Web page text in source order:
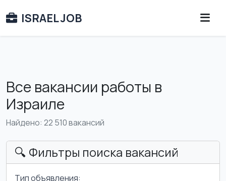
ISRAEL JOB
Все вакансии работы в
Израиле
Найдено: 22 510 вакансий
🔍 Фильтры поиска вакансий
Тип объявления: